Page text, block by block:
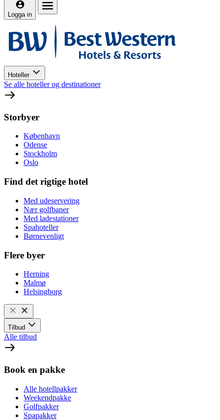
Logga in
Hoteller
Se alle hoteller og destinationer
Storbyer
København
Odense
Stockholm
Oslo
Find det rigtige hotel
Med udeservering
Nær golfbaner
Med ladestationer
Spahoteller
Børnevenligt
Flere byer
Herning
Malmø
Helsingborg
Tilbud
Alle tilbud
Book en pakke
Alle hotellpakker
Weekendpakke
Golfpakker
Spapakker